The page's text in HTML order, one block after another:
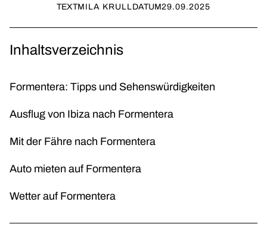
TEXTMILA KRULLDATUM29.09.2025
Inhaltsverzeichnis
Formentera: Tipps und Sehenswürdigkeiten
Ausflug von Ibiza nach Formentera
Mit der Fähre nach Formentera
Auto mieten auf Formentera
Wetter auf Formentera